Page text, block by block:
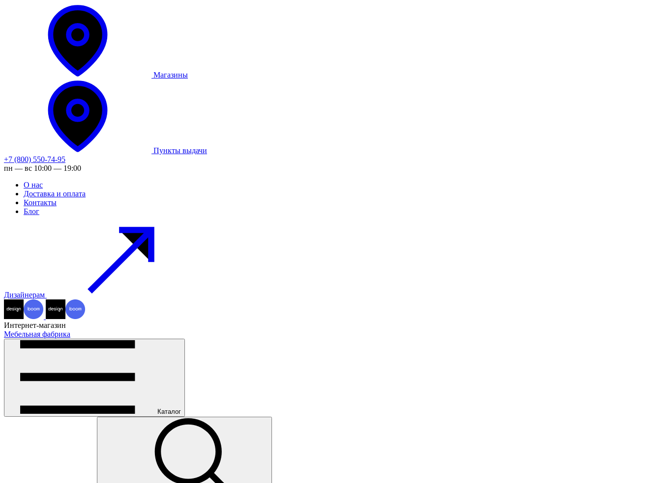
Магазины
Пункты выдачи
+7 (800) 550-74-95
пн — вс 10:00 — 19:00
О нас
Доставка и оплата
Контакты
Блог
Дизайнерам
Интернет-магазин
Мебельная фабрика
Каталог